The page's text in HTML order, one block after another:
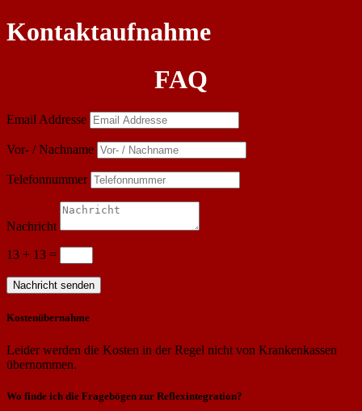
Kontaktaufnahme
FAQ
Email Addresse
Vor- / Nachname
Telefonnummer
Nachricht
13 + 13 =
Nachricht senden
Kostenübernahme
Leider werden die Kosten in der Regel nicht von Krankenkassen
übernommen.
Wo finde ich die Fragebögen zur Reflexintegration?